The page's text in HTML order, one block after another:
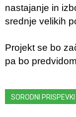
nastajanje in
srednje velikih
Projekt se bo
pa bo
SORODNI PRISPEVKI